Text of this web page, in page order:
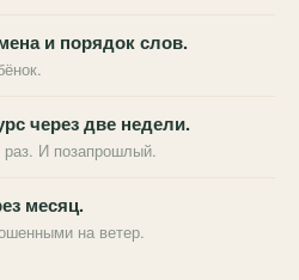
и порядок слов.
через две недели.
И позапрошлый.
месяц.
на ветер.